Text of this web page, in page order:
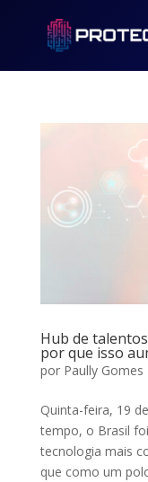
Hub de
por que isso
por Paully Gomes
Quinta-feira, 19
tempo, o Brasil
tecnologia mais
que como um